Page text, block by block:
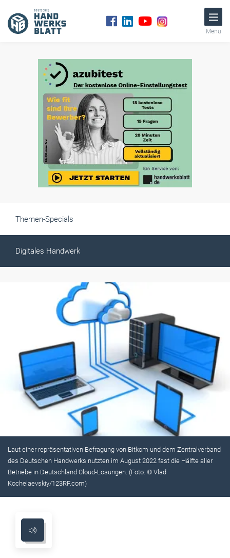
Menü
Themen-Specials
Digitales Handwerk
Laut einer repräsentativen Befragung von Bitkom und dem Zentralverband
des Deutschen Handwerks nutzten im August 2022 fast die Hälfte aller
Betriebe in Deutschland Cloud-Lösungen. (Foto: © Vlad
Kochelaevskiy/123RF.com)